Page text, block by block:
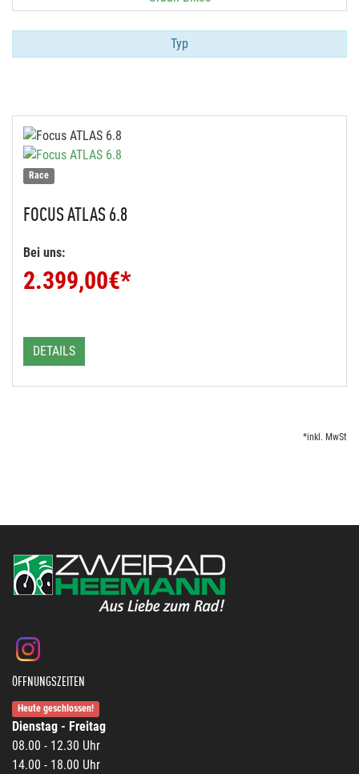
Typ
Race
FOCUSATLAS 6.8
Bei uns:
2.399,00€*
DETAILS
*inkl. MwSt
ÖFFNUNGSZEITEN
Heute geschlossen!
Dienstag - Freitag
08.00 - 12.30 Uhr
14.00 - 18.00 Uhr